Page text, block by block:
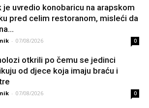
je uvredio konobaricu na arapskom
pred celim restoranom, misleći da
- 07/08/2026 0
otkrili po čemu se jedinci
od djece koja imaju braću i
- 07/08/2026 0